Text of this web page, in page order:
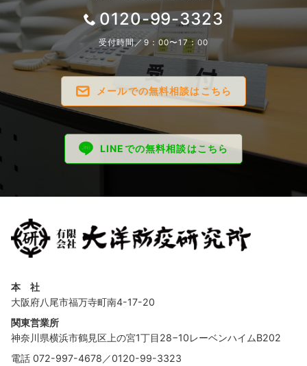
0120-99-3323
受付時間／9：00〜17：00
メールでの無料相談はこちら
LINEでの無料相談はこちら
本 社
大阪府八尾市福万寺町南4-17-20
関東営業所
神奈川県横浜市鶴見区上の宮1丁目28−10レーベンハイムB202
電話 072-997-4678 ／0120-99-3323